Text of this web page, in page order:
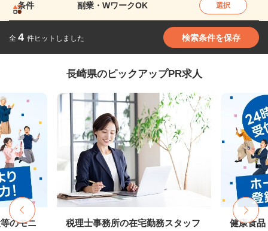
条件 副業・WワークOK 選択
全 4 件ヒットしました 検索条件を保存
長崎県のピックアップPR求人
のモニ 税理士事務所の在宅勤務スタッフ
健康食品